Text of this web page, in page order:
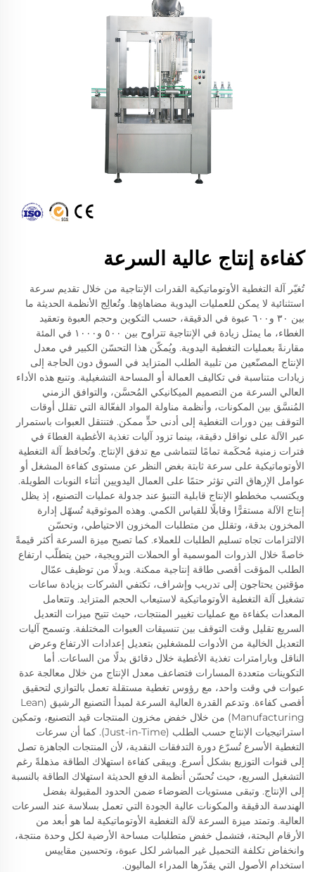
كفاءة إنتاج عالية السرعة
تُغيّر آلة التغطية الأوتوماتيكية القدرات الإنتاجية من خلال تقديم سرعة
استثنائية لا يمكن للعمليات اليدوية مضاهاةِها. وتُعالِج الأنظمة الحديثة ما
بين ٣٠ و٦٠٠ عبوة في الدقيقة، حسب التكوين وحجم العبوة وتعقيد
الغطاء، ما يمثل زيادة في الإنتاجية تتراوح بين ٥٠٠ و١٠٠٠ في المئة
مقارنةً بعمليات التغطية اليدوية. ويُمكّن هذا التحسّن الكبير في معدل
الإنتاج المصنّعين من تلبية الطلب المتزايد في السوق دون الحاجة إلى
زيادات متناسبة في تكاليف العمالة أو المساحة التشغيلية. وتنبع هذه الأداء
العالي السرعة من التصميم الميكانيكي المُحسَّن، والتوافق الزمني
المُنسَّق بين المكونات، وأنظمة مناولة المواد الفعّالة التي تقلل أوقات
التوقف بين دورات التغطية إلى أدنى حدٍّ ممكن. فتنتقل العبوات باستمرار
عبر الآلة على نواقل دقيقة، بينما تزود آليات تغذية الأغطية الغطاءَ في
فترات زمنية مُحكَمة تمامًا لتتماشى مع تدفق الإنتاج. وتُحافظ آلة التغطية
الأوتوماتيكية على سرعة ثابتة بغض النظر عن مستوى كفاءة المشغل أو
عوامل الإرهاق التي تؤثر حتمًا على العمال اليدويين أثناء النوبات الطويلة.
ويكتسب مخططو الإنتاج قابلية التنبؤ عند جدولة عمليات التصنيع، إذ يظل
إنتاج الآلة مستقرًّا وقابلًا للقياس الكمي. وهذه الموثوقية تُسهّل إدارة
المخزون بدقة، وتقلل من متطلبات المخزون الاحتياطي، وتحسّن
الالتزامات تجاه تسليم الطلبات للعملاء. كما تصبح ميزة السرعة أكثر قيمةً
خاصةً خلال الذروات الموسمية أو الحملات الترويجية، حين يتطلّب ارتفاع
الطلب المؤقت أقصى طاقة إنتاجية ممكنة. وبدلًا من توظيف عمّال
مؤقتين يحتاجون إلى تدريب وإشراف، تكتفي الشركات بزيادة ساعات
تشغيل آلة التغطية الأوتوماتيكية لاستيعاب الحجم المتزايد. وتتعامل
المعدات بكفاءة مع عمليات تغيير المنتجات، حيث تتيح ميزات التعديل
السريع تقليل وقت التوقف بين تنسيقات العبوات المختلفة. وتسمح آليات
التعديل الخالية من الأدوات للمشغلين بتعديل إعدادات الارتفاع وعرض
الناقل وبارامترات تغذية الأغطية خلال دقائق بدلًا من الساعات. أما
التكوينات متعددة المسارات فتضاعف معدل الإنتاج من خلال معالجة عدة
عبوات في وقت واحد، مع رؤوس تغطية مستقلة تعمل بالتوازي لتحقيق
أقصى كفاءة. وتدعم القدرة العالية السرعة لمبدأ التصنيع الرشيق (Lean
Manufacturing) من خلال خفض مخزون المنتجات قيد التصنيع، وتمكين
استراتيجيات الإنتاج حسب الطلب (Just-in-Time). كما أن سرعات
التغطية الأسرع تُسرّع دورة التدفقات النقدية، لأن المنتجات الجاهزة تصل
إلى قنوات التوزيع بشكل أسرع. ويبقى كفاءة استهلاك الطاقة مذهلةً رغم
التشغيل السريع، حيث تُحسّن أنظمة الدفع الحديثة استهلاك الطاقة بالنسبة
إلى الإنتاج. وتبقى مستويات الضوضاء ضمن الحدود المقبولة بفضل
الهندسة الدقيقة والمكونات عالية الجودة التي تعمل بسلاسة عند السرعات
العالية. وتمتد ميزة السرعة لآلة التغطية الأوتوماتيكية لما هو أبعد من
الأرقام البحتة، فتشمل خفض متطلبات مساحة الأرضية لكل وحدة منتجة،
وانخفاض تكلفة التحميل غير المباشر لكل عبوة، وتحسين مقاييس
استخدام الأصول التي يقدّرها المدراء الماليون.